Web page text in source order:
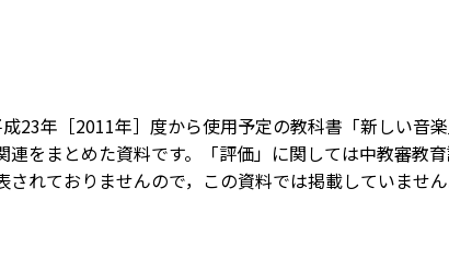
23年［2011年］度から使用予定の教科書「新しい音
連をまとめた資料です。「評価」に関しては中教審教
されておりませんので，この資料では掲載していません